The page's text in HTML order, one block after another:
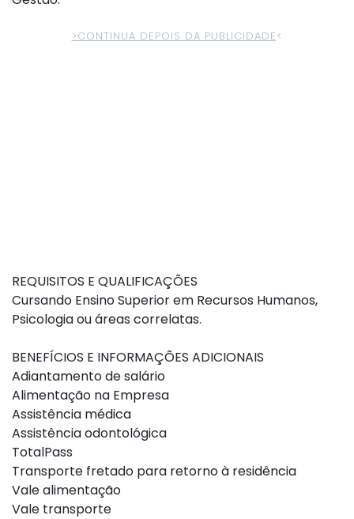
>CONTINUA DEPOIS DA PUBLICIDADE<
REQUISITOS E QUALIFICAÇÕES
Cursando Ensino Superior em Recursos Humanos,
Psicologia ou áreas correlatas.
BENEFÍCIOS E INFORMAÇÕES ADICIONAIS
Adiantamento de salário
Alimentação na Empresa
Assistência médica
Assistência odontológica
TotalPass
Transporte fretado para retorno à residência
Vale alimentação
Vale transporte